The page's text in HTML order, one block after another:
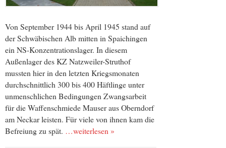
Von September 1944 bis April 1945 stand auf
der Schwäbischen Alb mitten in Spaichingen
ein NS-Konzentrationslager. In diesem
Außenlager des KZ Natzweiler-Struthof
mussten hier in den letzten Kriegsmonaten
durchschnittlich 300 bis 400 Häftlinge unter
unmenschlichen Bedingungen Zwangsarbeit
für die Waffenschmiede Mauser aus Oberndorf
am Neckar leisten. Für viele von ihnen kam die
Befreiung zu spät. …weiterlesen »